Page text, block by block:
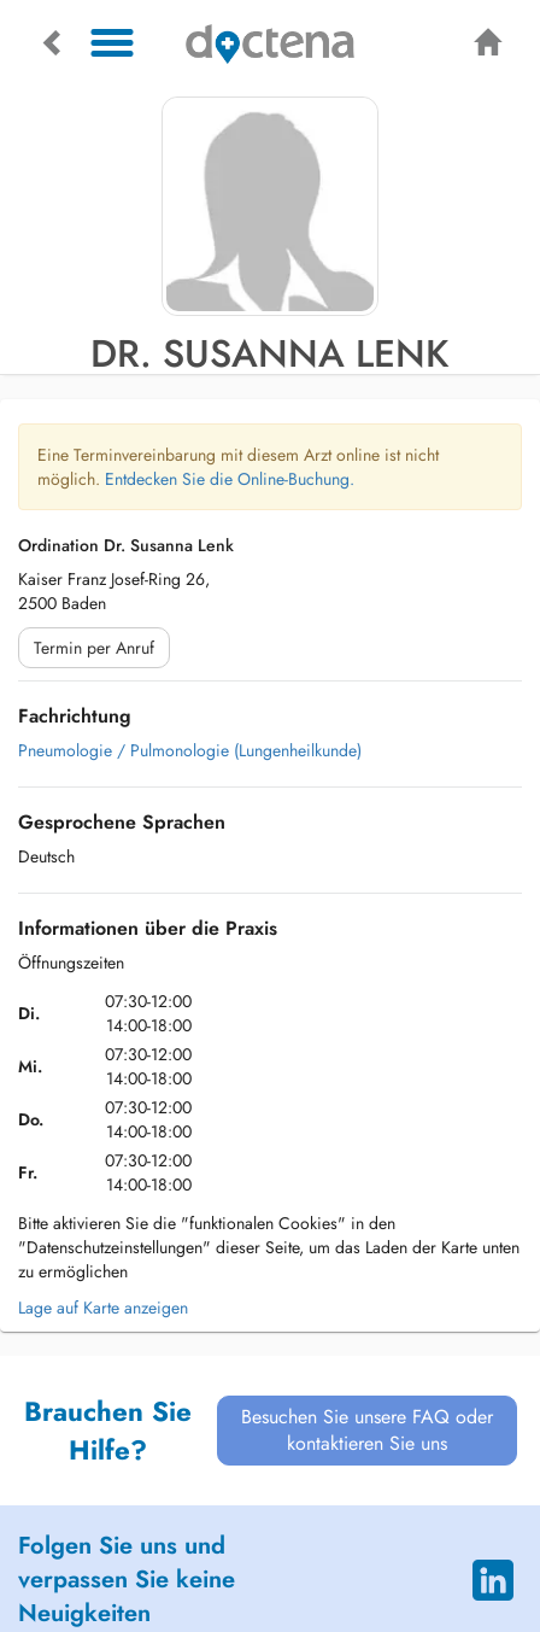
DR. SUSANNA LENK
Eine Terminvereinbarung mit diesem Arzt online ist nicht
möglich. Entdecken Sie die Online-Buchung.
Ordination Dr. Susanna Lenk
Kaiser Franz Josef-Ring 26,
2500 Baden
Termin per Anruf
Fachrichtung
Pneumologie / Pulmonologie (Lungenheilkunde)
Gesprochene Sprachen
Deutsch
Informationen über die Praxis
Öffnungszeiten
Di.
07:30-12:00
14:00-18:00
Mi.
07:30-12:00
14:00-18:00
Do.
07:30-12:00
14:00-18:00
Fr.
07:30-12:00
14:00-18:00
Bitte aktivieren Sie die "funktionalen Cookies" in den
"Datenschutzeinstellungen" dieser Seite, um das Laden der Karte unten
zu ermöglichen
Lage auf Karte anzeigen
Brauchen Sie
Hilfe?
Besuchen Sie unsere FAQ oder
kontaktieren Sie uns
Folgen Sie uns und
verpassen Sie keine
Neuigkeiten